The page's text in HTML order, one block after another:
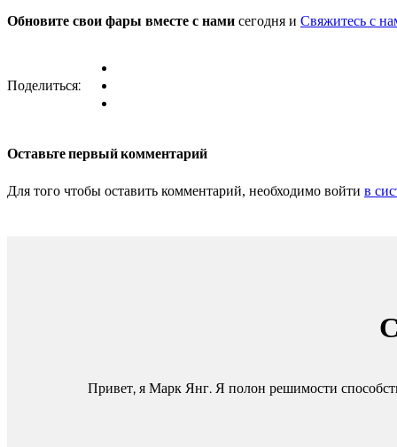
Обновите свои фары вместе с нами сегодня и Свяжитесь с
Поделиться:
Оставьте первый комментарий
Для того чтобы оставить комментарий, необходимо войти в
Привет, я Марк Янг. Я полон решимости